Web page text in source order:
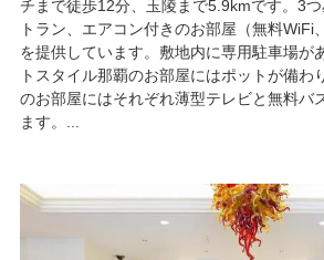
チまで徒歩12分、玉陵まで5.9kmです。3
トラン、エアコン付きのお部屋（無料WiFi
を提供しています。敷地内に専用駐車場が
トスタイル那覇のお部屋にはポットが備わ
のお部屋にはそれぞれ薄型テレビと無料バ
ます。...